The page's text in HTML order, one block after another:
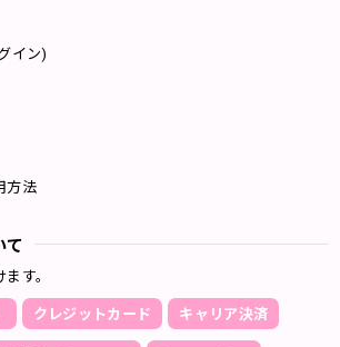
イン)
方法
て
す。
クレジットカード キャリア決済